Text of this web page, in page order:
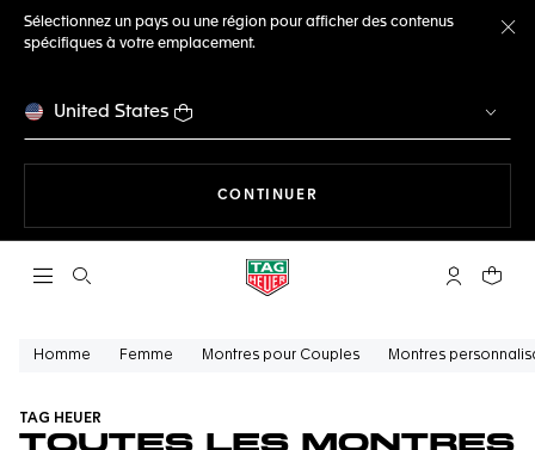
Sélectionnez un pays ou une région pour afficher des contenus
spécifiques à votre emplacement.
United States
CONTINUER
Ouvrir la barre de recherche Compte My
Votre